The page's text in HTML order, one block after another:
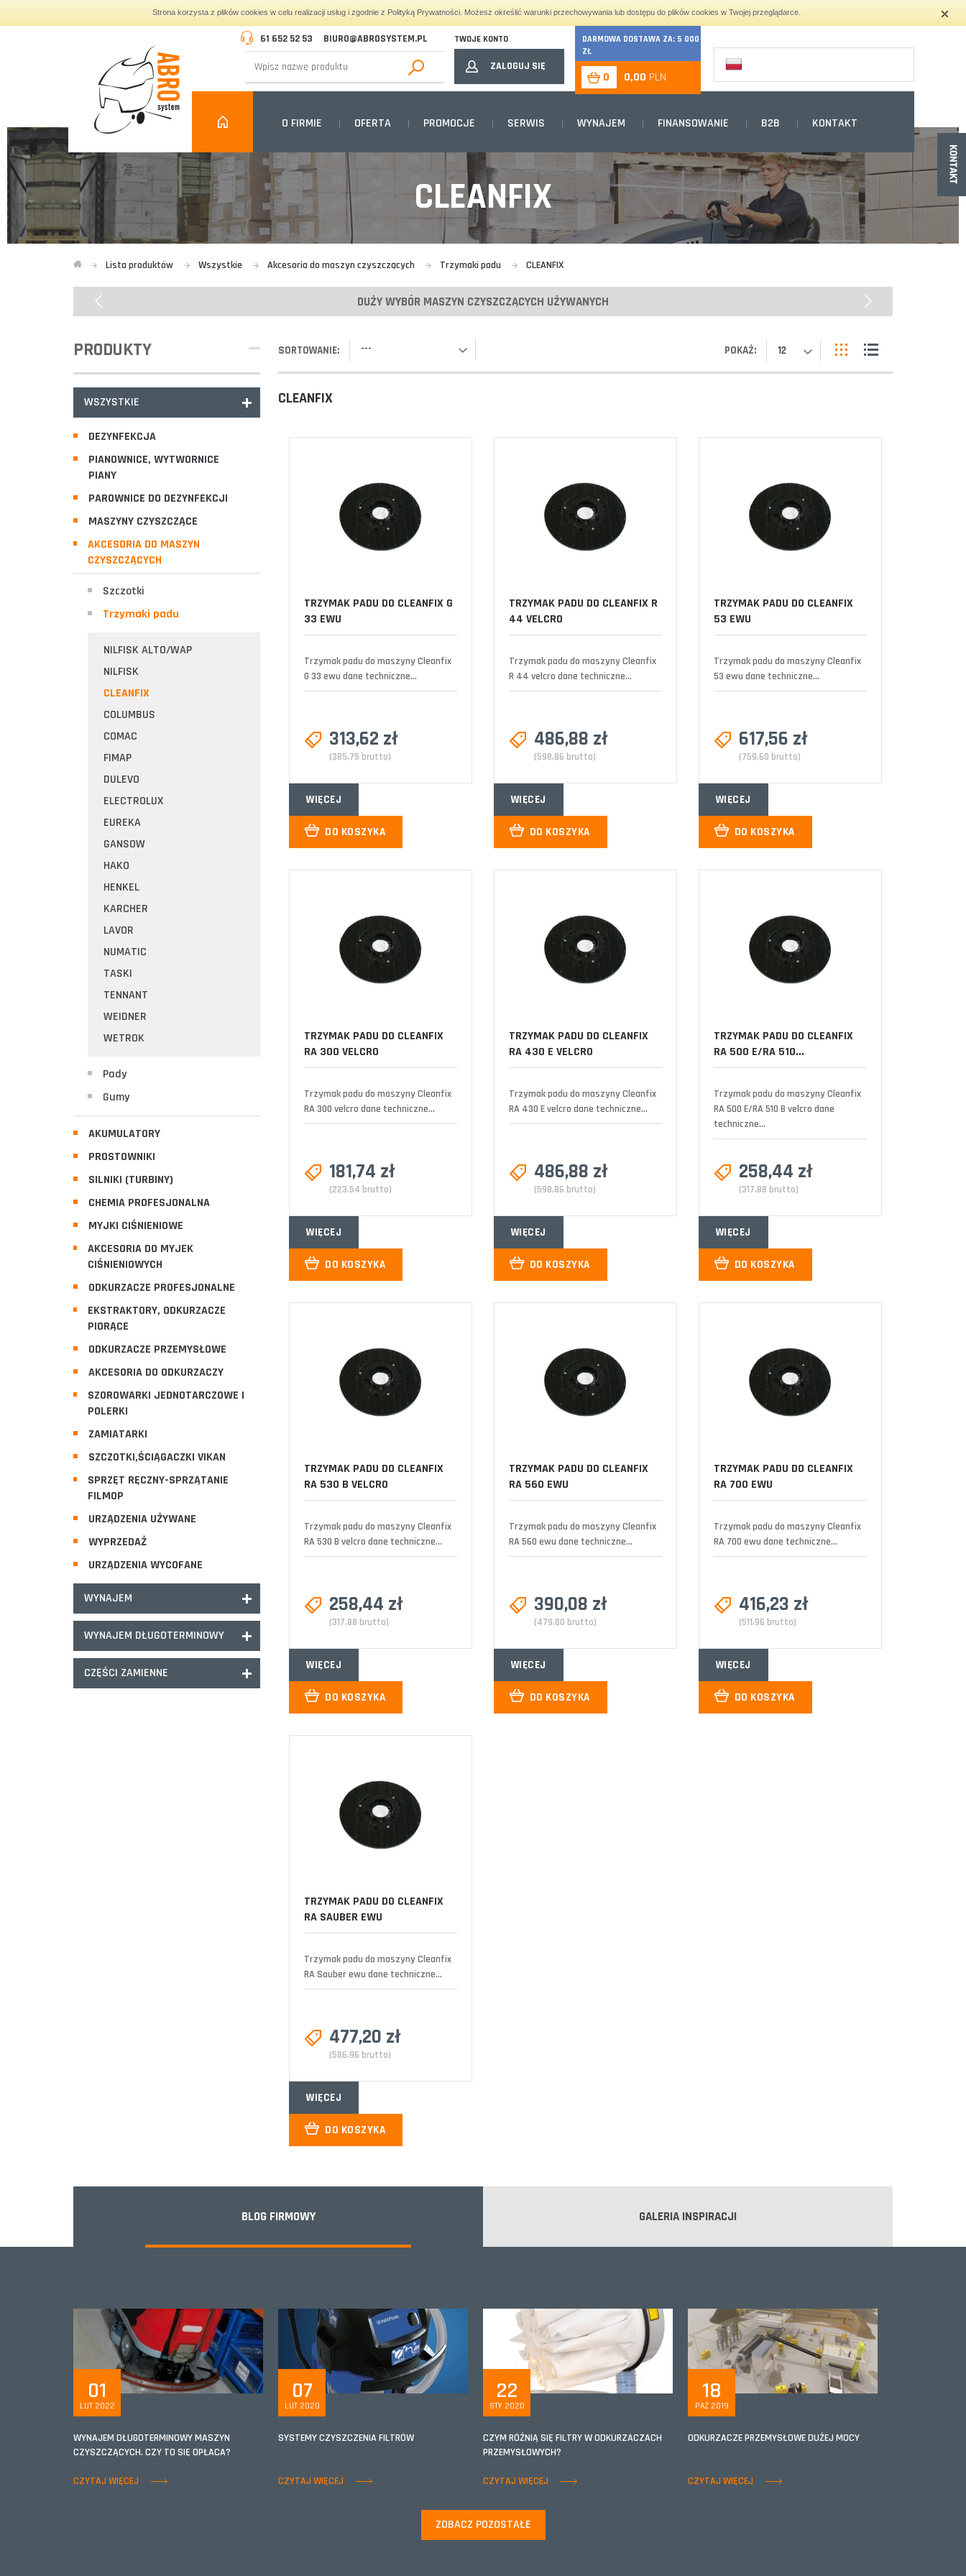
Strona korzysta z plików cookies w celu realizacji usług i zgodnie z Polityką Prywatności. Możesz określić warunki przechowywania lub dostępu do plików cookies w Twojej przeglądarce.
61 652 52 53 BIURO@ABROSYSTEM.PL TWOJE KONTO
ZALOGUJ SIĘ
DARMOWA DOSTAWA ZA: 5 000
ZŁ
0 0,00 PLN
O FIRMIE OFERTA PROMOCJE SERWIS WYNAJEM FINANSOWANIE B2B KONTAKT
CLEANFIX
Lista produktów Wszystkie Akcesoria do maszyn czyszczących Trzymaki padu CLEANFIX
DUŻY WYBÓR MASZYN CZYSZCZĄCYCH UŻYWANYCH
PRODUKTY
WSZYSTKIE
DEZYNFEKCJA
PIANOWNICE, WYTWORNICE
PIANY
PAROWNICE DO DEZYNFEKCJI
MASZYNY CZYSZCZĄCE
AKCESORIA DO MASZYN
CZYSZCZĄCYCH
Szczotki
Trzymaki padu
NILFISK ALTO/WAP
NILFISK
CLEANFIX
COLUMBUS
COMAC
FIMAP
DULEVO
ELECTROLUX
EUREKA
GANSOW
HAKO
HENKEL
KARCHER
LAVOR
NUMATIC
TASKI
TENNANT
WEIDNER
WETROK
Pady
Gumy
AKUMULATORY
PROSTOWNIKI
SILNIKI (TURBINY)
CHEMIA PROFESJONALNA
MYJKI CIŚNIENIOWE
AKCESORIA DO MYJEK
CIŚNIENIOWYCH
ODKURZACZE PROFESJONALNE
EKSTRAKTORY, ODKURZACZE
PIORĄCE
ODKURZACZE PRZEMYSŁOWE
AKCESORIA DO ODKURZACZY
SZOROWARKI JEDNOTARCZOWE I
POLERKI
ZAMIATARKI
SZCZOTKI,ŚCIĄGACZKI VIKAN
SPRZĘT RĘCZNY-SPRZĄTANIE
FILMOP
URZĄDZENIA UŻYWANE
WYPRZEDAŻ
URZĄDZENIA WYCOFANE
WYNAJEM
WYNAJEM DŁUGOTERMINOWY
CZĘŚCI ZAMIENNE
SORTOWANIE: --- POKAŻ: 12
CLEANFIX
TRZYMAK PADU DO CLEANFIX G
33 EWU
Trzymak padu do maszyny Cleanfix
G 33 ewu dane techniczne...
313,62 zł
(385,75 brutto)
WIĘCEJ
DO KOSZYKA
TRZYMAK PADU DO CLEANFIX R
44 VELCRO
Trzymak padu do maszyny Cleanfix
R 44 velcro dane techniczne...
486,88 zł
(598,86 brutto)
WIĘCEJ
DO KOSZYKA
TRZYMAK PADU DO CLEANFIX
53 EWU
Trzymak padu do maszyny Cleanfix
53 ewu dane techniczne...
617,56 zł
(759,60 brutto)
WIĘCEJ
DO KOSZYKA
TRZYMAK PADU DO CLEANFIX
RA 300 VELCRO
Trzymak padu do maszyny Cleanfix
RA 300 velcro dane techniczne...
181,74 zł
(223,54 brutto)
WIĘCEJ
DO KOSZYKA
TRZYMAK PADU DO CLEANFIX
RA 430 E VELCRO
Trzymak padu do maszyny Cleanfix
RA 430 E velcro dane techniczne...
486,88 zł
(598,86 brutto)
WIĘCEJ
DO KOSZYKA
TRZYMAK PADU DO CLEANFIX
RA 500 E/RA 510...
Trzymak padu do maszyny Cleanfix
RA 500 E/RA 510 B velcro dane
techniczne...
258,44 zł
(317,88 brutto)
WIĘCEJ
DO KOSZYKA
TRZYMAK PADU DO CLEANFIX
RA 530 B VELCRO
Trzymak padu do maszyny Cleanfix
RA 530 B velcro dane techniczne...
258,44 zł
(317,88 brutto)
WIĘCEJ
DO KOSZYKA
TRZYMAK PADU DO CLEANFIX
RA 560 EWU
Trzymak padu do maszyny Cleanfix
RA 560 ewu dane techniczne...
390,08 zł
(479,80 brutto)
WIĘCEJ
DO KOSZYKA
TRZYMAK PADU DO CLEANFIX
RA 700 EWU
Trzymak padu do maszyny Cleanfix
RA 700 ewu dane techniczne...
416,23 zł
(511,96 brutto)
WIĘCEJ
DO KOSZYKA
TRZYMAK PADU DO CLEANFIX
RA SAUBER EWU
Trzymak padu do maszyny Cleanfix
RA Sauber ewu dane techniczne...
477,20 zł
(586,96 brutto)
WIĘCEJ
DO KOSZYKA
BLOG FIRMOWY GALERIA INSPIRACJI
01
LUT 2022
WYNAJEM DŁUGOTERMINOWY MASZYN
CZYSZCZĄCYCH. CZY TO SIĘ OPŁACA?
CZYTAJ WIĘCEJ
07
LUT 2020
SYSTEMY CZYSZCZENIA FILTRÓW
CZYTAJ WIĘCEJ
22
STY 2020
CZYM RÓŻNIĄ SIĘ FILTRY W ODKURZACZACH
PRZEMYSŁOWYCH?
CZYTAJ WIĘCEJ
18
PAŹ 2019
ODKURZACZE PRZEMYSŁOWE DUŻEJ MOCY
CZYTAJ WIĘCEJ
ZOBACZ POZOSTAŁE